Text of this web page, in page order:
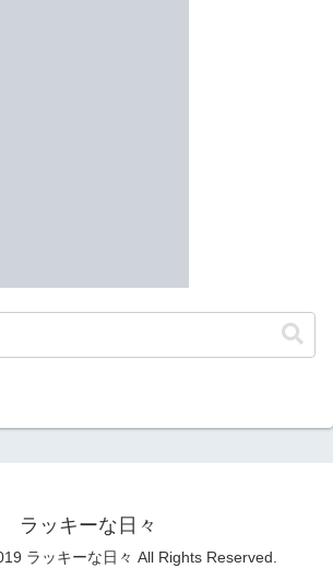
ラッキーな日々
ラッキーな日々 All Rights Reserved.